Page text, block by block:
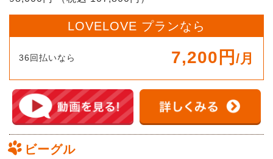
LOVELOVE プランなら
36回払いなら 7,200円 /月
ビーグル